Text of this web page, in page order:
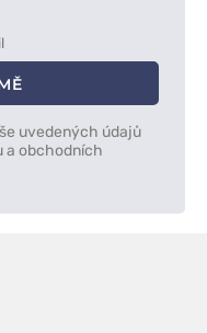
uvedených údajů
a obchodních